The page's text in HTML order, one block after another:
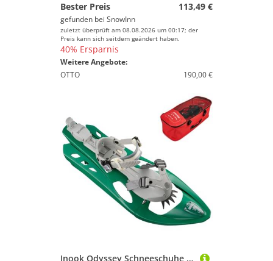
Bester Preis
113,49 €
gefunden bei SnowInn
zuletzt überprüft am 08.08.2026 um 00:17; der
Preis kann sich seitdem geändert haben.
40% Ersparnis
Weitere Angebote:
OTTO
190,00 €
Inook Odyssey Schneeschuhe I Schneeschuhe mit Steighilfe I EU 36-47 I Schneeschuh Set mit praktischer Schneeschuhe Tragetasche I Individuell größenverstellbar und vielen patentierten Funktionen